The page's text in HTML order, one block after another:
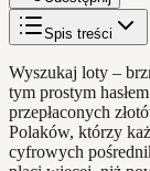
Spis treści
Wyszukaj loty –
tym prostym
przepłaconych
Polaków, którzy
cyfrowych